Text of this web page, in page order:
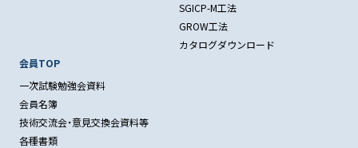
SGICP-M工法
GROW工法
カタログダウンロード
会員TOP
一次試験勉強会資料
会員名簿
技術交流会・意見交換会資料等
各種書類